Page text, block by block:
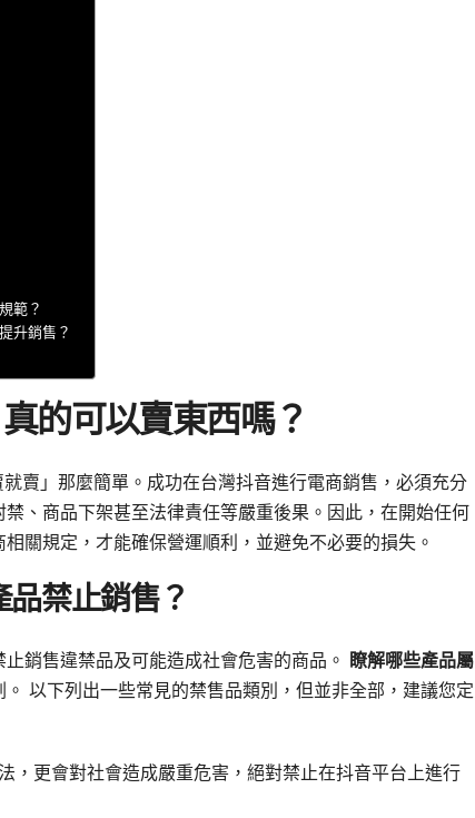
範？
升銷售？
的可以賣東西嗎？
賣」那麼簡單。成功在台灣抖音進行電商銷售，必須充分
、商品下架甚至法律責任等嚴重後果。因此，在開始任何
關規定，才能確保營運順利，並避免不必要的損失。
禁止銷售？
銷售違禁品及可能造成社會危害的商品。
瞭解哪些產品屬
。 以下列出一些常見的禁售品類別，但並非全部，建議您定
，更會對社會造成嚴重危害，絕對禁止在抖音平台上進行